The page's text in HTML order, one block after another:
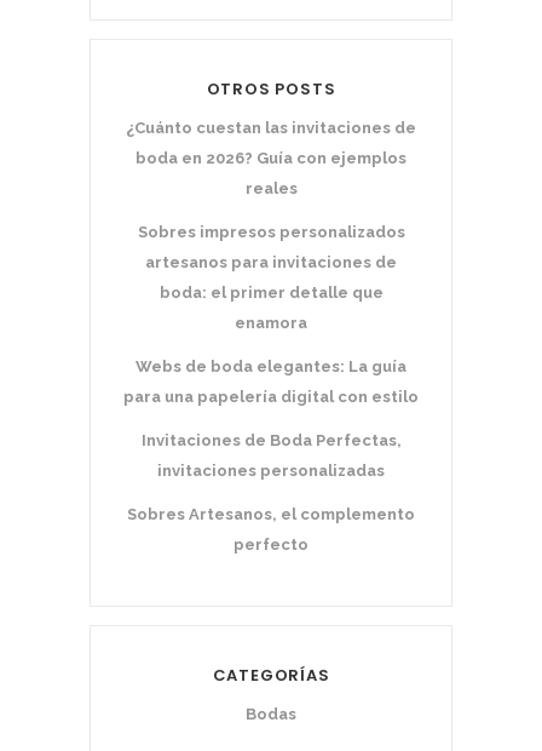
OTROS POSTS
¿Cuánto cuestan las invitaciones de
boda en 2026? Guía con ejemplos
reales
Sobres impresos personalizados
artesanos para invitaciones de
boda: el primer detalle que
enamora
Webs de boda elegantes: La guía
para una papelería digital con estilo
Invitaciones de Boda Perfectas,
invitaciones personalizadas
Sobres Artesanos, el complemento
perfecto
CATEGORÍAS
Bodas
Textos Legales
Aviso Legal
Política de Cookies